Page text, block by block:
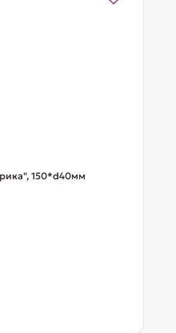
150*d40мм